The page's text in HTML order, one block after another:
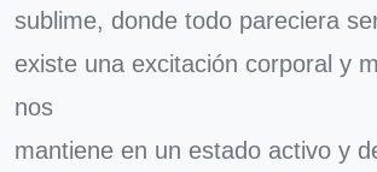
sublime, donde todo pareciera
existe una excitación corporal y
nos
mantiene en un estado activo y